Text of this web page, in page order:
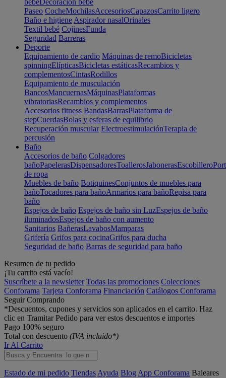
bebéDecoración bebé
Paseo CocheMochilasAccesoriosCapazosCarrito ligero
Baño e higiene Aspirador nasalOrinales
Textil bebé CojinesFunda
Seguridad Barreras
Deporte
Equipamiento de cardio Máquinas de remoBicicletas
spinningElípticasBicicletas estáticasRecambios y
complementosCintasRodillos
Equipamiento de musculación
BancosMancuernasMáquinasPlataformas
vibratoriasRecambios y complementos
Accesorios fitness BandasBarrasPlataforma de
stepCuerdasBolas y esferas de equilibrio
Recuperación muscular ElectroestimulaciónTerapia de
percusión
Baño
Accesorios de baño Colgadores
bañoPapelerasDispensadoresToallerosJabonerasEscobillero
de ropa
Muebles de baño BotiquinesConjuntos de muebles para
bañoTocadores para bañoArmarios para bañoRepisa para
baño
Espejos de baño Espejos de baño sin LuzEspejos de baño
iluminadosEspejos de baño con aumento
Sanitarios BañerasLavabosMamparas
Grifería Grifos para cocinaGrifos para ducha
Seguridad de baño Barras de seguridad para baño
Resumen de tu pedido
¡Tu carrito está vacío!
Suscríbete a la newsletter Todas las promociones Colecciones
Conforama Tarjeta Conforama Financiación Catálogos Conforama
Seguir Comprando
*Descuentos, cupones y servicios son aplicados en el carrito. Haz
clic en Tramitar Pedido para ver estos descuentos e importes
Pago 100% seguro
Total con descuento (IVA incluido*)
Ir Al Carrito
Estado de mi pedido Tiendas Ayuda Blog App Conforama Baleares